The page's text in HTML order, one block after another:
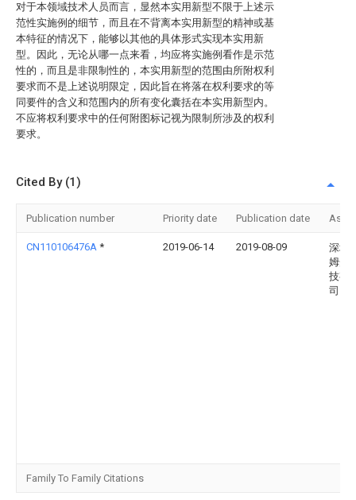
对于本领域技术人员而言，显然本实用新型不限于上述示
范性实施例的细节，而且在不背离本实用新型的精神或基
本特征的情况下，能够以其他的具体形式实现本实用新
型。因此，无论从哪一点来看，均应将实施例看作是示范
性的，而且是非限制性的，本实用新型的范围由所附权利
要求而不是上述说明限定，因此旨在将落在权利要求的等
同要件的含义和范围内的所有变化囊括在本实用新型内。
不应将权利要求中的任何附图标记视为限制所涉及的权利
要求。
Cited By (1)
Publication number Priority date Publication date
CN110106476A * 2019-06-14 2019-08-09
深圳
姆光
技有
司
Family To Family Citations